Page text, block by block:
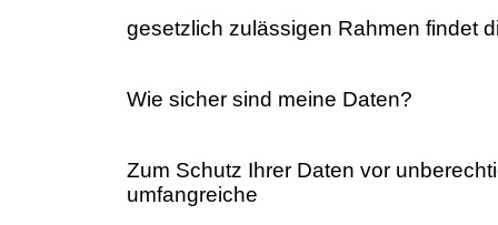
gesetzlich zulässigen Rahmen findet
Wie sicher sind meine Daten?
Zum Schutz Ihrer Daten vor
umfangreiche